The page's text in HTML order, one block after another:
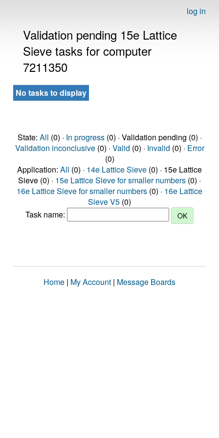
log in
Validation pending 15e Lattice
Sieve tasks for computer
7211350
No tasks to display
State: All (0) · In progress(0) · Validation pending (0) ·
Validation inconclusive(0) · Valid (0) · Invalid (0) · Error
(0)
Application: All (0) · 14e Lattice Sieve (0) · 15e Lattice
Sieve (0) · 15e Lattice Sieve for smaller numbers (0) ·
16e Lattice Sieve for smaller numbers (0) · 16e Lattice
Sieve V5 (0)
Task name:
Home | My Account | Message Boards